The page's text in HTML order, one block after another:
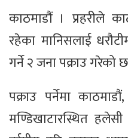
काठमाडौं । प्रहरीले
रहेका मानिसलाई
गर्ने २ जना पक्राउ गरेको
पक्राउ पर्नेमा
मण्डिखाटारस्थित